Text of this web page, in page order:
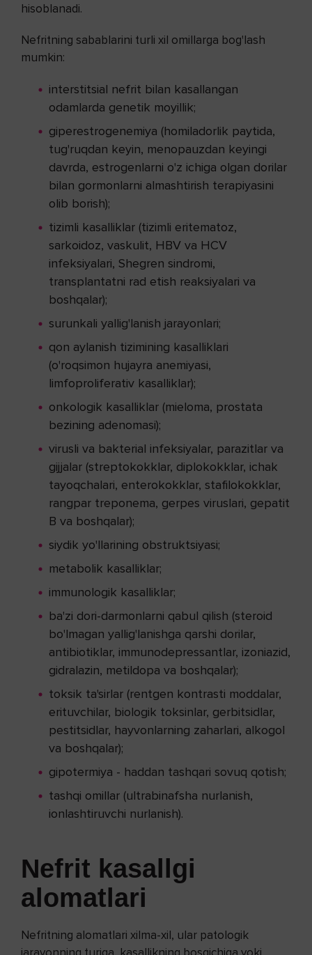
hisoblanadi.
Nefritning sabablarini turli xil omillarga bog'lash
mumkin:
interstitsial nefrit bilan kasallangan
odamlarda genetik moyillik;
giperestrogenemiya (homiladorlik paytida,
tug'ruqdan keyin, menopauzdan keyingi
davrda, estrogenlarni o'z ichiga olgan dorilar
bilan gormonlarni almashtirish terapiyasini
olib borish);
tizimli kasalliklar (tizimli eritematoz,
sarkoidoz, vaskulit, HBV va HCV
infeksiyalari, Shegren sindromi,
transplantatni rad etish reaksiyalari va
boshqalar);
surunkali yallig'lanish jarayonlari;
qon aylanish tizimining kasalliklari
(o'roqsimon hujayra anemiyasi,
limfoproliferativ kasalliklar);
onkologik kasalliklar (mieloma, prostata
bezining adenomasi);
virusli va bakterial infeksiyalar, parazitlar va
gijjalar (streptokokklar, diplokokklar, ichak
tayoqchalari, enterokokklar, stafilokokklar,
rangpar treponema, gerpes viruslari, gepatit
B va boshqalar);
siydik yo'llarining obstruktsiyasi;
metabolik kasalliklar;
immunologik kasalliklar;
ba'zi dori-darmonlarni qabul qilish (steroid
bo'lmagan yallig'lanishga qarshi dorilar,
antibiotiklar, immunodepressantlar, izoniazid,
gidralazin, metildopa va boshqalar);
toksik ta'sirlar (rentgen kontrasti moddalar,
erituvchilar, biologik toksinlar, gerbitsidlar,
pestitsidlar, hayvonlarning zaharlari, alkogol
va boshqalar);
gipotermiya - haddan tashqari sovuq qotish;
tashqi omillar (ultrabinafsha nurlanish,
ionlashtiruvchi nurlanish).
Nefrit kasallgi
alomatlari
Nefritning alomatlari xilma-xil, ular patologik